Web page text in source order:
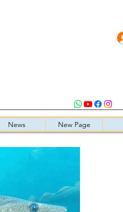
News New Page